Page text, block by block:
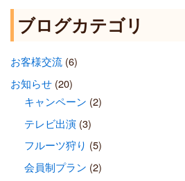
ブログカテゴリ
お客様交流(6)
お知らせ(20)
キャンペーン (2)
テレビ出演(3)
フルーツ狩り (5)
会員制プラン (2)